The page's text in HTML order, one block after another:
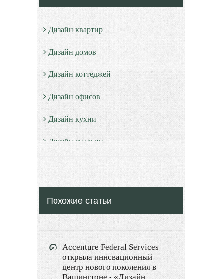
Дизайн квартир
Дизайн домов
Дизайн коттеджей
Дизайн офисов
Дизайн кухни
Дизайн спальни
Дизайн санузлов
Дизайн гостевой
Дизайн балкона
Дизайн сауны
Дизайн прихожей
Похожие статьи
Accenture Federal Services
открыла инновационный
центр нового поколения в
Вашингтоне - «Дизайн